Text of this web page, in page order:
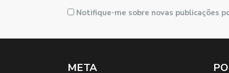
Notifique-me sobre novas publicações
META